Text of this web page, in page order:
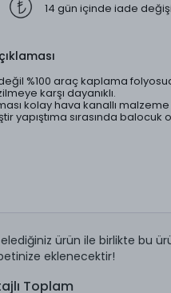
14 gün içinde iade
%100 araç kaplama
karşı dayanıklı.
kolay hava kanallı
yapıştıma sırasında balocuk
ürün ile birlikte bu
eklenecektir!
Toplam